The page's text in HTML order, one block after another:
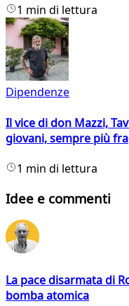
1 min di lettura
Dipendenze
Il vice di don Mazzi,
giovani, sempre più
1 min di lettura
Idee e commenti
La pace disarmata di
bomba atomica